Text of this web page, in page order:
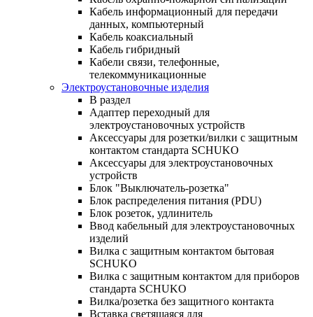
Кабель информационный для передачи
данных, компьютерный
Кабель коаксиальный
Кабель гибридный
Кабели связи, телефонные,
телекоммуникационные
Электроустановочные изделия
В раздел
Адаптер переходный для
электроустановочных устройств
Аксессуары для розетки/вилки с защитным
контактом стандарта SCHUKO
Аксессуары для электроустановочных
устройств
Блок "Выключатель-розетка"
Блок распределения питания (PDU)
Блок розеток, удлинитель
Ввод кабельный для электроустановочных
изделий
Вилка с защитным контактом бытовая
SCHUKO
Вилка с защитным контактом для приборов
стандарта SCHUKO
Вилка/розетка без защитного контакта
Вставка светящаяся для